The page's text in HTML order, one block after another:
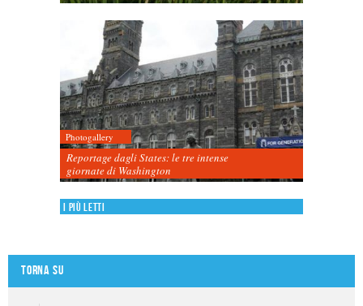
Photogallery
Reportage dagli States: le tre intense
giornate di Washington
I più letti
Torna su